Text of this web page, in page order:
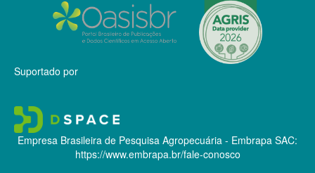
Suportado por
Empresa Brasileira de Pesquisa Agropecuária - Embrapa SAC:
https://www.embrapa.br/fale-conosco